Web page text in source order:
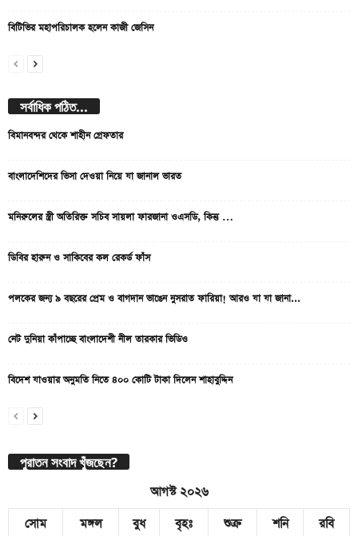
বিটিভির মহাপরিচালক হলেন কাজী জেসিন
সর্বাধিক পঠিত...
বিমানবন্দর থেকে শাহীন গ্রেফতার
বাংলাদেশিদের ভিসা দেওয়া নিয়ে যা জানাল ভারত
মনিরুলের স্ত্রী অতিরিক্ত সচিব সায়লা ফারজানা ওএসডি, কিন্তু …
ডিবির হারুন ও সাকিবের কল রেকর্ড ফাঁস
পলকের জন্য ৯ বছরের প্রেম ও বাগদান ভাঙেন নুসরাত ফারিয়া! আরও যা যা জানা...
নেট দুনিয়া কাঁপাচ্ছে বাংলাদেশী নীল তারকার ভিডিও
বিদেশ যাওয়ার অনুমতি নিতে ৪০০ কোটি টাকা দিলেন শাহাবুদ্দিন
পুরাতন সংবাদ খুঁজছেন?
আগস্ট ২০২৬
সোম
মঙ্গল বুধ বৃহঃ শুক্র শনি রবি